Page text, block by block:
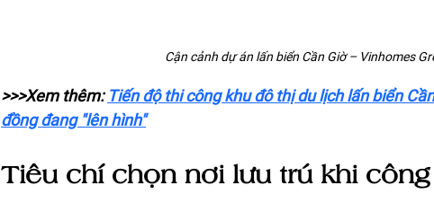
Cận cảnh dự án lấn biển Cần Giờ – Vinhomes
>>>Xem thêm: Tiến độ thi công khu đô thị du lịch lấn biển
đồng đang "lên hình"
Tiêu chí chọn nơi lưu trú khi